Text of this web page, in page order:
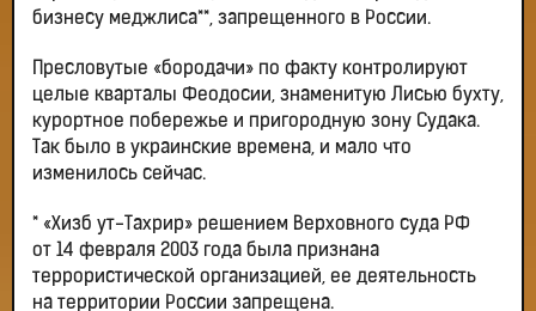
бизнесу меджлиса**, запрещенного в России.
Пресловутые «бородачи» по факту контролируют
целые кварталы Феодосии, знаменитую Лисью бухту,
курортное побережье и пригородную зону Судака.
Так было в украинские времена, и мало что
изменилось сейчас.
* «Хизб ут-Тахрир» решением Верховного суда РФ
от 14 февраля 2003 года была признана
террористической организацией, ее деятельность
на территории России запрещена.